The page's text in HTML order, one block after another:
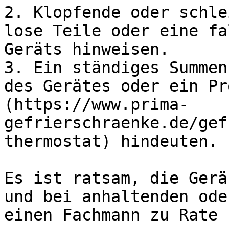
2. Klopfende oder
lose Teile oder eine
Geräts hinweisen.
3. Ein ständiges
des Gerätes oder ein
(https://www.prima-
gefrierschraenke.de/
thermostat) hindeuten.
Es ist ratsam, die
und bei anhaltenden
einen Fachmann zu